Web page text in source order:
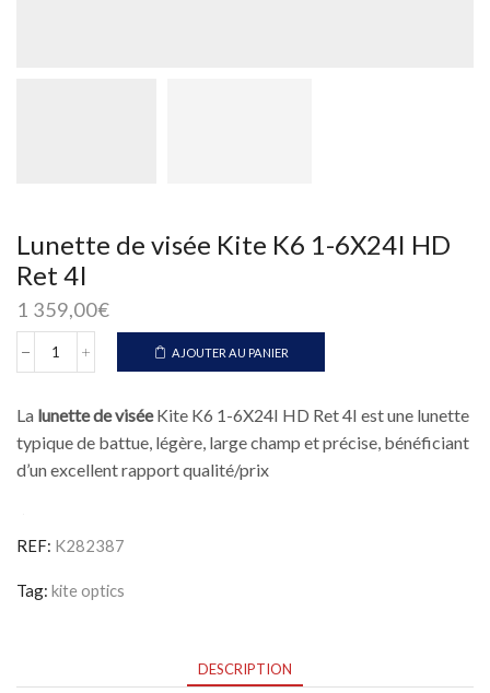
Lunette de visée Kite K6 1-6X24I HD
Ret 4I
1 359,00€
quantité
de
visée
Kite
K6
HD
Ret
AJOUTER AU PANIER
La lunette de viséeKite K6 1-6X24I HD Ret 4I est une lunette
typique de battue, légère, large champ et précise, bénéficiant
d’un excellent rapport qualité/prix
REF: K282387
Tag: kite optics
DESCRIPTION